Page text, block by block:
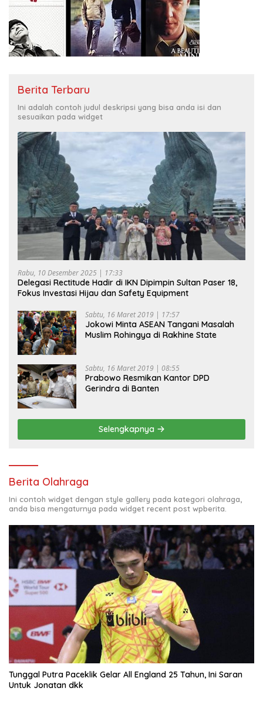
Berita Terbaru
Ini adalah contoh judul deskripsi yang bisa anda isi dan
sesuaikan pada widget
Rabu, 10 Desember 2025 | 17:33
Delegasi Rectitude Hadir di IKN Dipimpin Sultan Paser 18,
Fokus Investasi Hijau dan Safety Equipment
Sabtu, 16 Maret 2019 | 17:57
Jokowi Minta ASEAN Tangani Masalah
Muslim Rohingya di Rakhine State
Sabtu, 16 Maret 2019 | 08:55
Prabowo Resmikan Kantor DPD
Gerindra di Banten
Selengkapnya
Berita Olahraga
Ini contoh widget dengan style gallery pada kategori olahraga,
anda bisa mengaturnya pada widget recent post wpberita.
Tunggal Putra Paceklik Gelar All England 25 Tahun, Ini Saran
Untuk Jonatan dkk